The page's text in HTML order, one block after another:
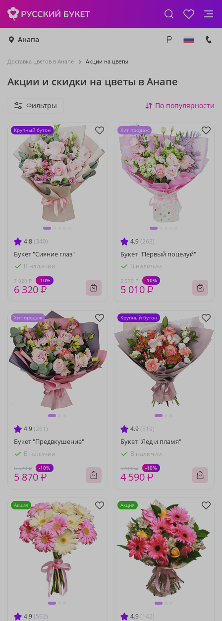
Анапа
Доставка цветов в Анапе Акции на цветы
Акции и скидки на цветы в Анапе
Фильтры По популярности
4.8 (340)
Букет "Сияние глаз"
В наличии
7 020 ₽ -10%
6 320 ₽
Крупный бутон
4.9 (263)
Букет "Первый поцелуй"
В наличии
5 570 ₽ -10%
5 010 ₽
Хит продаж
4.9 (261)
Букет "Предвкушение"
В наличии
6 520 ₽ -10%
5 870 ₽
Хит продаж
4.9 (519)
Букет "Лед и пламя"
В наличии
5 100 ₽ -10%
4 590 ₽
Крупный бутон
4.9 (592)
Акция
4.9 (142)
Акция